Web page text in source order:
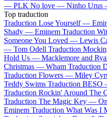
— PLK No love — Ninho Urus
Top traduction
Traduction Lose Yourself —
Shady — Eminem Traduction
Someone You Loved — Lewis
— Tom Odell Traduction
Hold Us — Macklemore and
Christmas — Wham Traduction
Traduction Flowers — Miley
Teddy Swims Traduction
Traduction Rockin' Around The
Traduction The Magic Key —
Eminem Traduction What Was I